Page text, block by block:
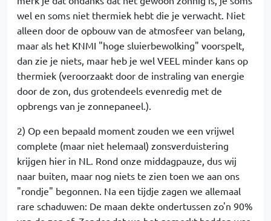
wel en soms niet thermiek hebt die je verwacht. Niet
alleen door de opbouw van de atmosfeer van belang,
maar als het KNMI "hoge sluierbewolking" voorspelt,
dan zie je niets, maar heb je wel VEEL minder kans op
thermiek (veroorzaakt door de instraling van energie
door de zon, dus grotendeels evenredig met de
opbrengs van je zonnepaneel.).
2) Op een bepaald moment zouden we een vrijwel
complete (maar niet helemaal) zonsverduistering
krijgen hier in NL. Rond onze middagpauze, dus wij
naar buiten, maar nog niets te zien toen we aan ons
"rondje" begonnen. Na een tijdje zagen we allemaal
rare schaduwen: De maan dekte ondertussen zo'n 90%